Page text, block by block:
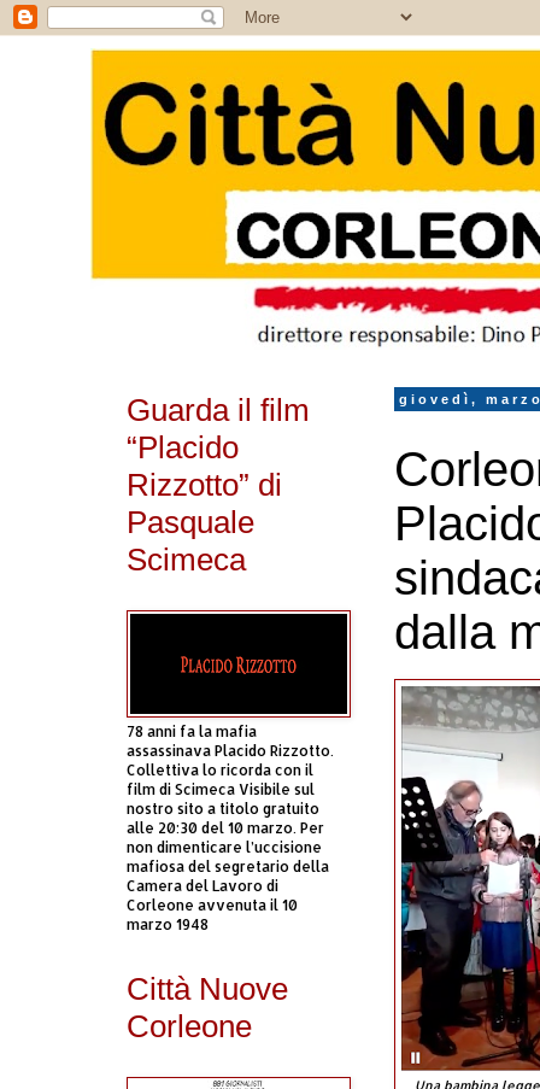
giovedì,
dalla
Una bambina
Guarda il film
“Placido
Rizzotto” di
Pasquale
Scimeca
78 anni fa la mafia
assassinava Placido Rizzotto.
Collettiva lo ricorda con il
film di Scimeca Visibile sul
nostro sito a titolo gratuito
alle 20:30 del 10 marzo. Per
non dimenticare l’uccisione
mafiosa del segretario della
Camera del Lavoro di
Corleone avvenuta il 10
marzo 1948
Città Nuove
Corleone